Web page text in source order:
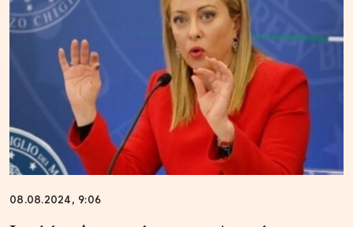
08.08.2024, 9:06